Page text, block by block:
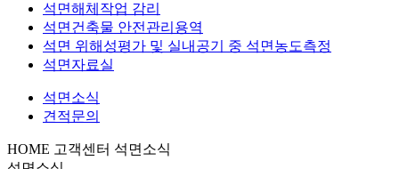
석면해체작업 감리
석면건축물 안전관리용역
석면 위해성평가 및 실내공기 중 석면농도측정
석면자료실
석면소식
견적문의
HOME 고객센터 석면소식